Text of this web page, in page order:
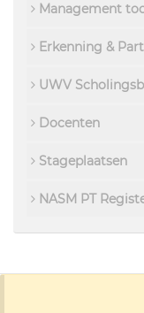
Management
Erkenning &
UWV
Docenten
Stageplaatsen
NASM PT